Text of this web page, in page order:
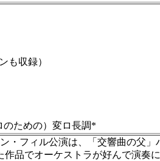
も収録）
のための）変ロ長調*
フィル公演は、「交響曲の父
品でオーケストラが好んで演奏